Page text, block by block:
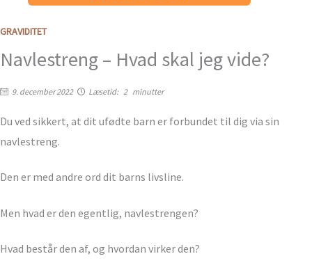
GRAVIDITET
Navlestreng – Hvad skal jeg vide?
9. december 2022 Læsetid: 2 minutter
Du ved sikkert, at dit ufødte barn er forbundet til dig via sin
navlestreng.
Den er med andre ord dit barns livsline.
Men hvad er den egentlig, navlestrengen?
Hvad består den af, og hvordan virker den?